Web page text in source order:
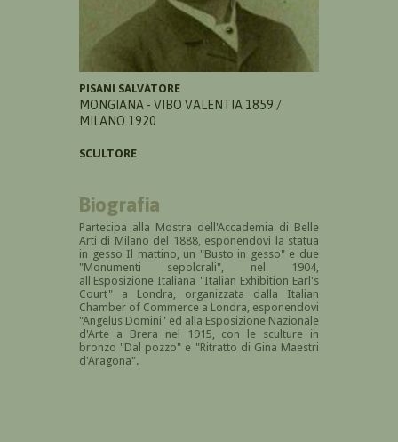
PISANI SALVATORE
MONGIANA - VIBO VALENTIA 1859 /
MILANO 1920
SCULTORE
Biografia
Partecipa alla Mostra dell'Accademia di Belle
Arti di Milano del 1888, esponendovi la statua
in gesso Il mattino, un "Busto in gesso" e due
"Monumenti sepolcrali", nel 1904,
all'Esposizione Italiana "Italian Exhibition Earl's
Court" a Londra, organizzata dalla Italian
Chamber of Commerce a Londra, esponendovi
"Angelus Domini" ed alla Esposizione Nazionale
d'Arte a Brera nel 1915, con le sculture in
bronzo "Dal pozzo" e "Ritratto di Gina Maestri
d'Aragona".